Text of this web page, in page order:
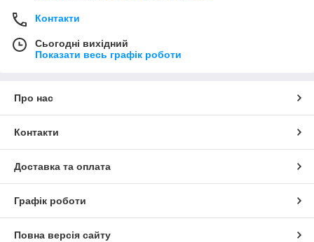
Контакти
Сьогодні вихідний
Показати весь графік роботи
Про нас
Контакти
Доставка та оплата
Графік роботи
Повна версія сайту